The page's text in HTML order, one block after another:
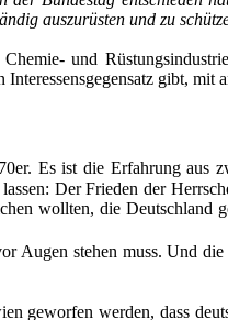
auszurüsten und zu
und
gibt, mit
Es ist die Erfahrung aus
Der Frieden der
wollten, die Deutschland
Augen stehen muss. Und
geworfen werden, dass